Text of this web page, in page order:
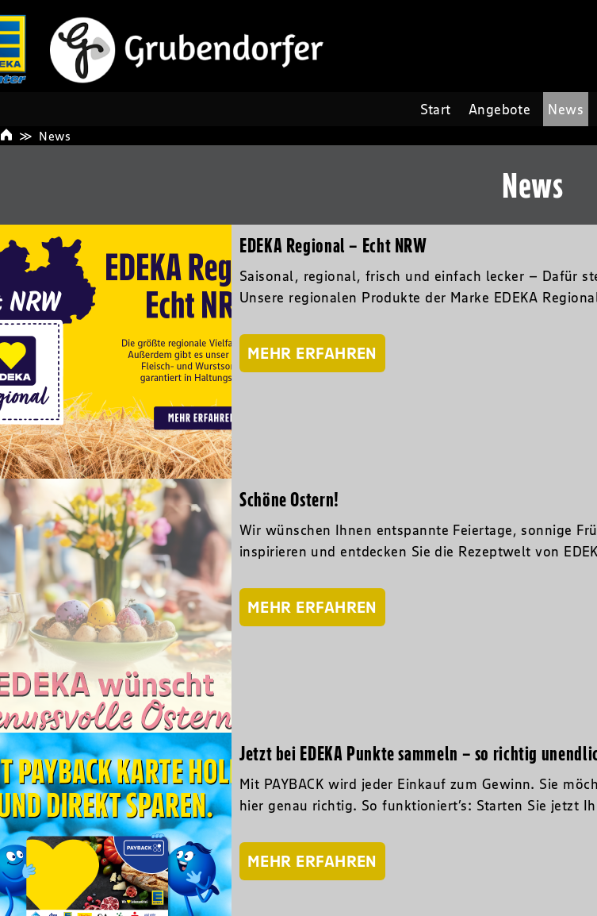
Start Angebote News
News
News
EDEKA Regional – Echt NRW
Saisonal, regional, frisch und einfach lecker – Dafür
Unsere regionalen Produkte der Marke EDEKA
MEHR ERFAHREN
Schöne Ostern!
Wir wünschen Ihnen entspannte Feiertage, sonnige
inspirieren und entdecken Sie die Rezeptwelt von
MEHR ERFAHREN
Jetzt bei EDEKA Punkte sammeln – so richtig
Mit PAYBACK wird jeder Einkauf zum Gewinn. Sie
hier genau richtig. So funktioniert’s: Starten Sie jetzt
MEHR ERFAHREN